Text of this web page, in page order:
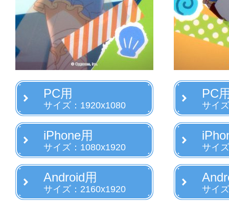
PC用
サイズ：1920x1080
iPhone用
サイズ：1080x1920
Android用
サイズ：2160x1920
PC
サイ
サイ
サイ